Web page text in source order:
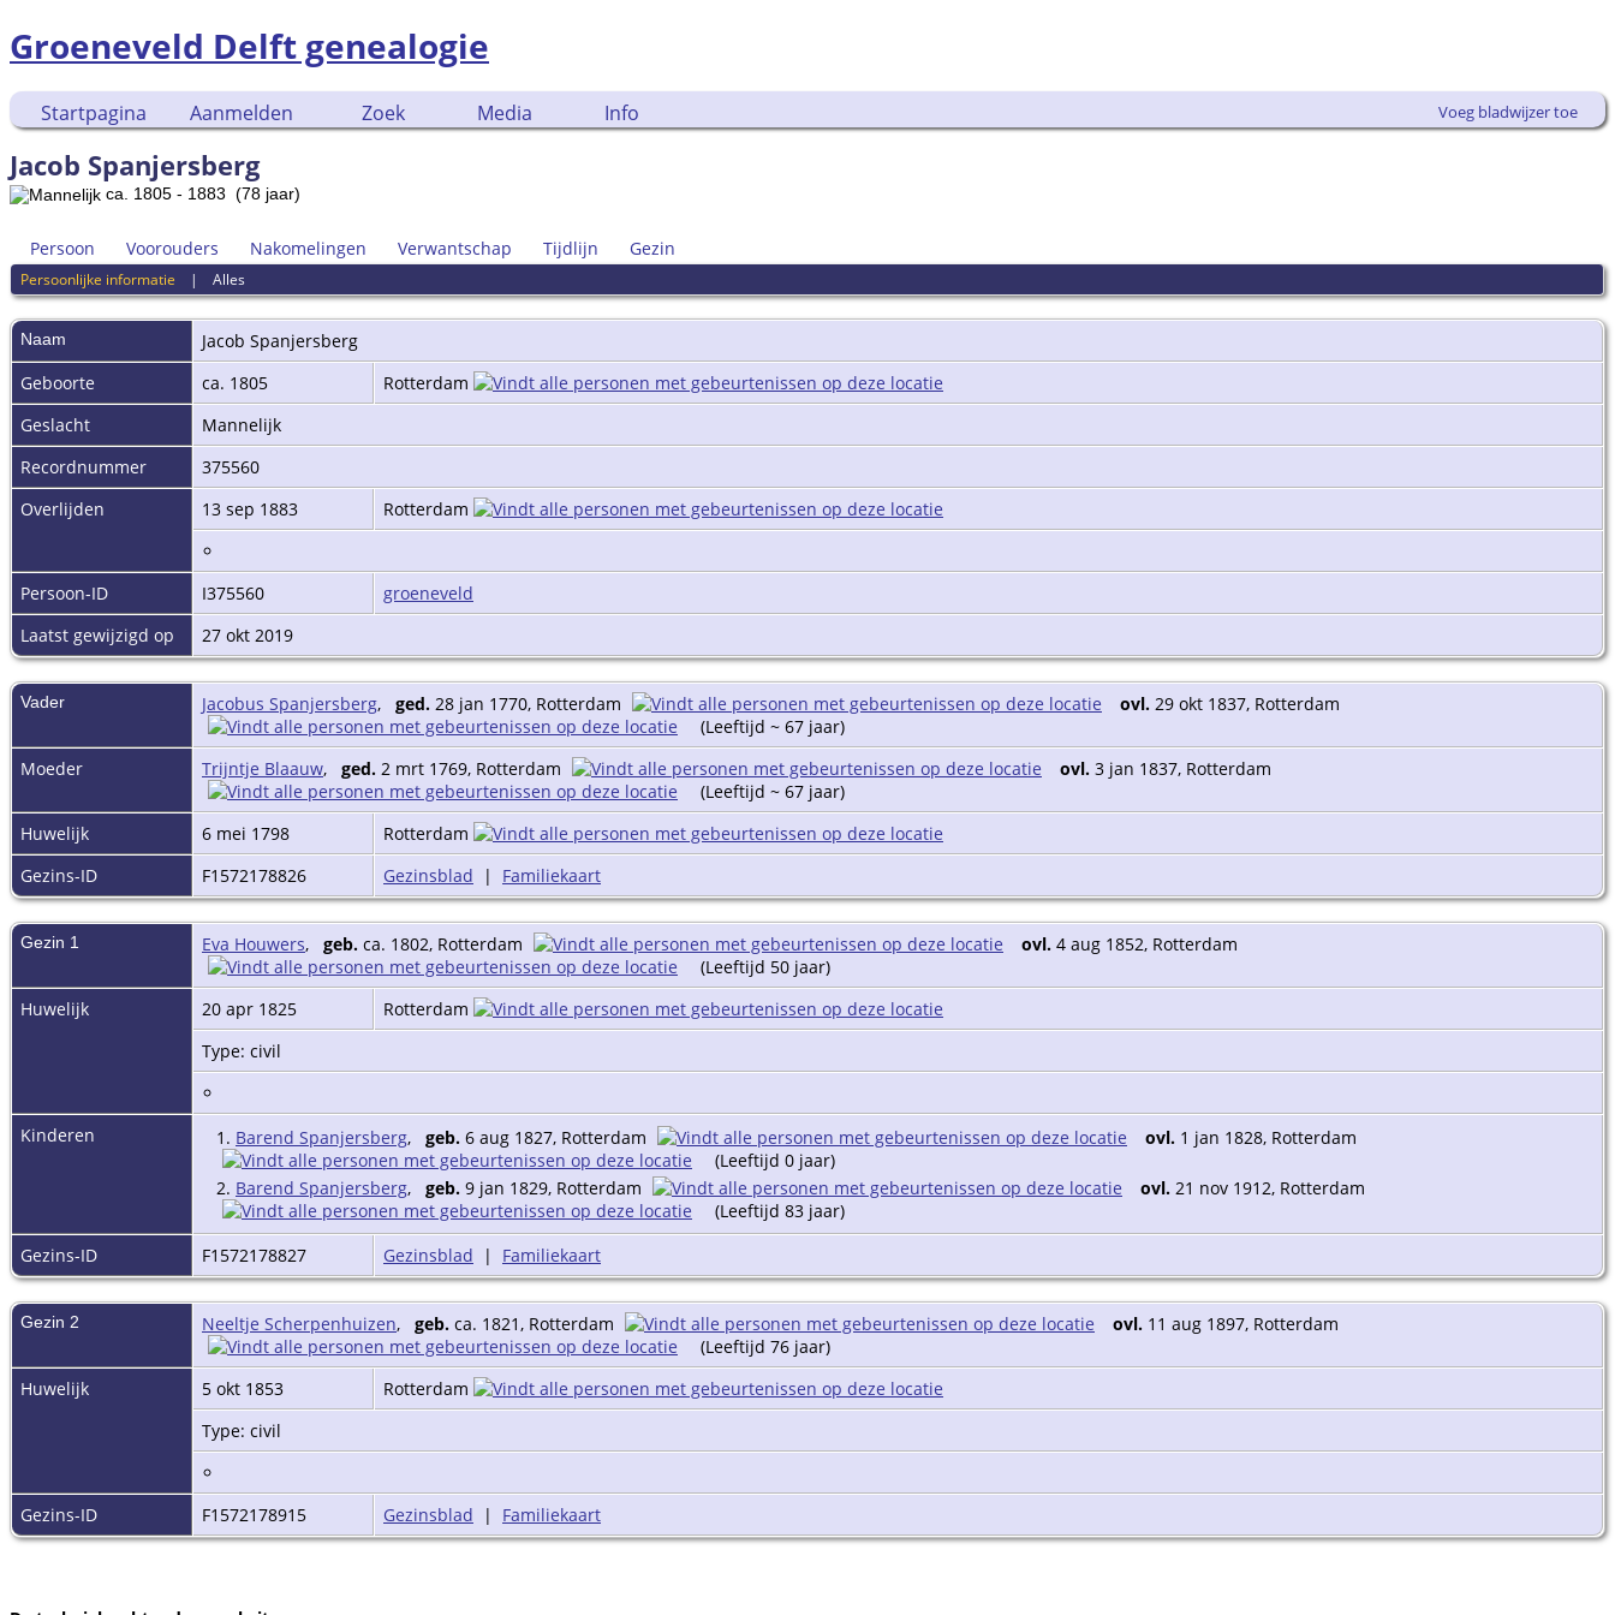
Groeneveld Delft genealogie
Startpagina Aanmelden Zoek Media Info Voeg bladwijzer toe
Jacob Spanjersberg
ca. 1805 - 1883 (78 jaar)
Persoon Voorouders Nakomelingen Verwantschap Tijdlijn Gezin
Persoonlijke informatie |Alles
Naam Jacob Spanjersberg
Geboorte
ca. 1805
Rotterdam
Geslacht
Mannelijk
Recordnummer
375560
Overlijden
13 sep 1883 Rotterdam
Persoon-ID I375560
groeneveld
Laatst gewijzigd op
27 okt 2019
Vader Jacobus Spanjersberg, ged. 28 jan 1770, Rotterdam ovl. 29 okt 1837, Rotterdam
(Leeftijd ~ 67 jaar)
Moeder
Trijntje Blaauw, ged. 2 mrt 1769, Rotterdam ovl. 3 jan 1837, Rotterdam
(Leeftijd ~ 67 jaar)
Huwelijk
6 mei 1798
Rotterdam
Gezins-ID
F1572178826 Gezinsblad | Familiekaart
Gezin 1 Eva Houwers, geb. ca. 1802, Rotterdam ovl. 4 aug 1852, Rotterdam
(Leeftijd 50 jaar)
Huwelijk
20 apr 1825
Rotterdam
Type: civil
Kinderen 1. Barend Spanjersberg, geb. 6 aug 1827, Rotterdam ovl. 1 jan 1828, Rotterdam
(Leeftijd 0 jaar)
2. Barend Spanjersberg, geb. 9 jan 1829, Rotterdam ovl. 21 nov 1912, Rotterdam
(Leeftijd 83 jaar)
Gezins-ID
F1572178827 Gezinsblad | Familiekaart
Gezin 2 Neeltje Scherpenhuizen, geb. ca. 1821, Rotterdam ovl. 11 aug 1897, Rotterdam
(Leeftijd 76 jaar)
Huwelijk
5 okt 1853
Rotterdam
Type: civil
Gezins-ID F1572178915 Gezinsblad | Familiekaart